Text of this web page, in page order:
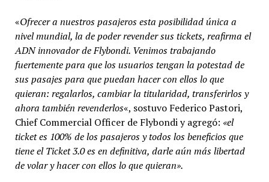
«Ofrecer a nuestros pasajeros esta posibilidad única a
nivel mundial, la de poder revender sus tickets, reafirma el
ADN innovador de Flybondi. Venimos trabajando
fuertemente para que los usuarios tengan la potestad de
sus pasajes para que puedan hacer con ellos lo que
quieran: regalarlos, cambiar la titularidad, transferirlos y
ahora también revenderlos«, sostuvo Federico Pastori,
Chief Commercial Officer de Flybondi y agregó: «el
ticket es 100% de los pasajeros y todos los beneficios que
tiene el Ticket 3.0 es en definitiva, darle aún más libertad
de volar y hacer con ellos lo que quieran».